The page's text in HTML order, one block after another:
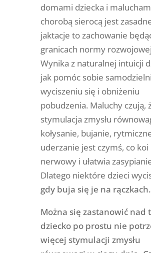
domami dziecka i
chorobą sierocą jest
jaktacje to zachowanie
granicach normy
Wynika z naturalnej intuicji
jak pomóc sobie
wyciszeniu się i obniżeniu
pobudzenia. Maluchy czują,
stymulacja zmysłu
kołysanie, bujanie,
uderzanie jest czymś, co koi
nerwowy i ułatwia
Dlatego niektóre dzieci
gdy buja się je na rączkach.
Można się zastanowić nad
dziecko po prostu nie
więcej stymulacji zmysłu